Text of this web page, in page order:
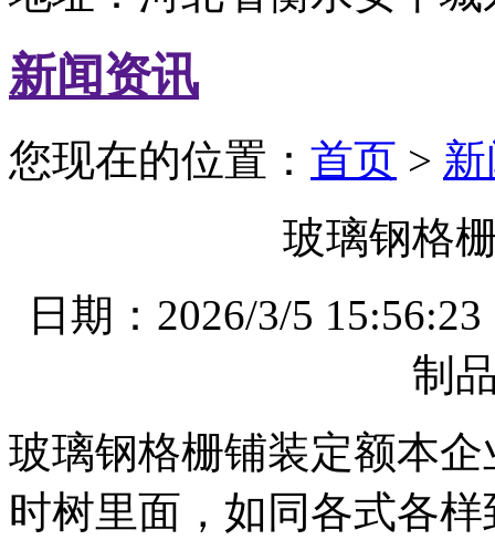
新闻资讯
您现在的位置： 首页 >
玻璃钢格
日期：2026/3/5
制
玻璃钢格栅铺装定额本
时树里面，如同各式各